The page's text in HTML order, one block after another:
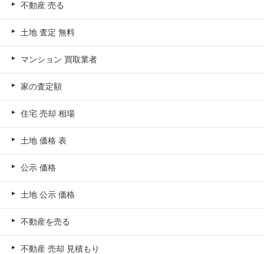
不動産 売る
土地 査定 無料
マンション 買取業者
家の査定額
住宅 売却 相場
土地 価格 表
公示 価格
土地 公示 価格
不動産を売る
不動産 売却 見積もり